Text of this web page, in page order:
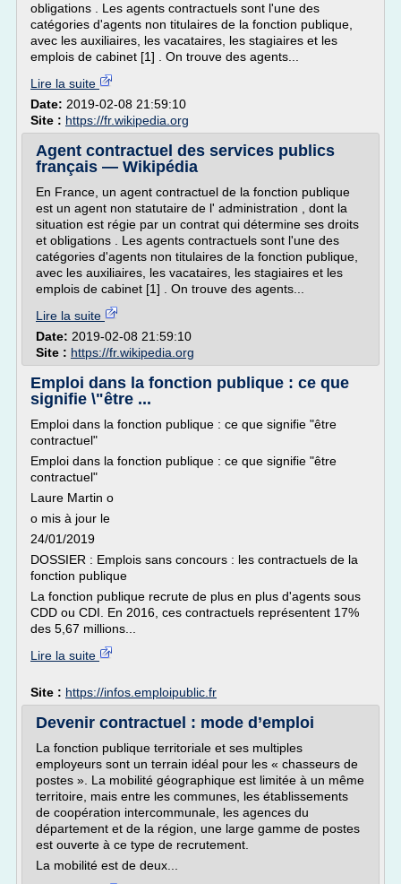
obligations . Les agents contractuels sont l'une des
catégories d'agents non titulaires de la fonction publique,
avec les auxiliaires, les vacataires, les stagiaires et les
emplois de cabinet [1] . On trouve des agents...
Lire la suite
Date: 2019-02-08 21:59:10
Site : https://fr.wikipedia.org
Agent contractuel des services publics
français — Wikipédia
En France, un agent contractuel de la fonction publique
est un agent non statutaire de l' administration , dont la
situation est régie par un contrat qui détermine ses droits
et obligations . Les agents contractuels sont l'une des
catégories d'agents non titulaires de la fonction publique,
avec les auxiliaires, les vacataires, les stagiaires et les
emplois de cabinet [1] . On trouve des agents...
Lire la suite
Date: 2019-02-08 21:59:10
Site : https://fr.wikipedia.org
Emploi dans la fonction publique : ce que
signifie \"être ...
Emploi dans la fonction publique : ce que signifie "être
contractuel"
Emploi dans la fonction publique : ce que signifie "être
contractuel"
Laure Martin o
o mis à jour le
24/01/2019
DOSSIER : Emplois sans concours : les contractuels de la
fonction publique
La fonction publique recrute de plus en plus d'agents sous
CDD ou CDI. En 2016, ces contractuels représentent 17%
des 5,67 millions...
Lire la suite
Site : https://infos.emploipublic.fr
Devenir contractuel : mode d’emploi
La fonction publique territoriale et ses multiples
employeurs sont un terrain idéal pour les « chasseurs de
postes ». La mobilité géographique est limitée à un même
territoire, mais entre les communes, les établissements
de coopération intercommunale, les agences du
département et de la région, une large gamme de postes
est ouverte à ce type de recrutement.
La mobilité est de deux...